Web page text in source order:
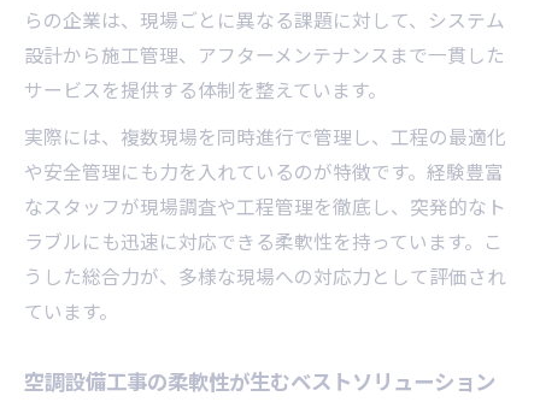
らの企業は、現場ごとに異なる課題に対して、システム
設計から施工管理、アフターメンテナンスまで一貫した
サービスを提供する体制を整えています。
実際には、複数現場を同時進行で管理し、工程の最適化
や安全管理にも力を入れているのが特徴です。経験豊富
なスタッフが現場調査や工程管理を徹底し、突発的なト
ラブルにも迅速に対応できる柔軟性を持っています。こ
うした総合力が、多様な現場への対応力として評価され
ています。
空調設備工事の柔軟性が生むベストソリューション